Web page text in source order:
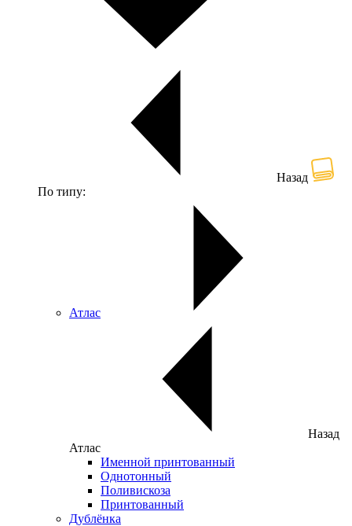
Назад
По типу:
Атлас
Назад
Атлас
Именной принтованный
Однотонный
Поливискоза
Принтованный
Дублёнка